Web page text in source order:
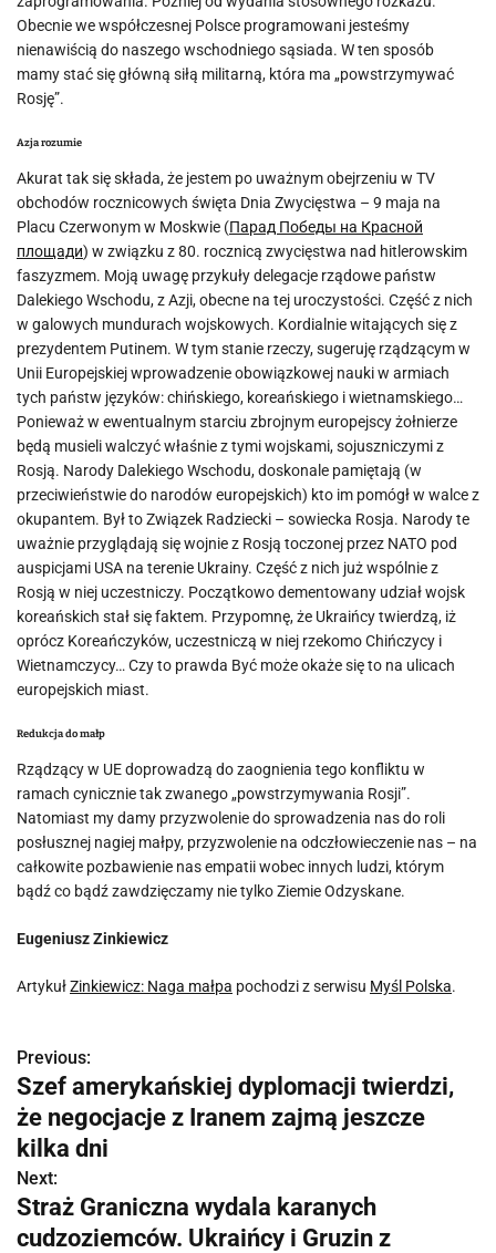
Obecnie we współczesnej Polsce programowani jesteśmy
nienawiścią do naszego wschodniego sąsiada. W ten sposób
mamy stać się główną siłą militarną, która ma „powstrzymywać
Rosję”.
Azja rozumie
Akurat tak się składa, że jestem po uważnym obejrzeniu w TV
obchodów rocznicowych święta Dnia Zwycięstwa – 9 maja na
Placu Czerwonym w Moskwie (Парад Победы на Красной
площади) w związku z 80. rocznicą zwycięstwa nad hitlerowskim
faszyzmem. Moją uwagę przykuły delegacje rządowe państw
Dalekiego Wschodu, z Azji, obecne na tej uroczystości. Część z nich
w galowych mundurach wojskowych. Kordialnie witających się z
prezydentem Putinem. W tym stanie rzeczy, sugeruję rządzącym w
Unii Europejskiej wprowadzenie obowiązkowej nauki w armiach
tych państw języków: chińskiego, koreańskiego i wietnamskiego…
Ponieważ w ewentualnym starciu zbrojnym europejscy żołnierze
będą musieli walczyć właśnie z tymi wojskami, sojuszniczymi z
Rosją. Narody Dalekiego Wschodu, doskonale pamiętają (w
przeciwieństwie do narodów europejskich) kto im pomógł w walce z
okupantem. Był to Związek Radziecki – sowiecka Rosja. Narody te
uważnie przyglądają się wojnie z Rosją toczonej przez NATO pod
auspicjami USA na terenie Ukrainy. Część z nich już wspólnie z
Rosją w niej uczestniczy. Początkowo dementowany udział wojsk
koreańskich stał się faktem. Przypomnę, że Ukraińcy twierdzą, iż
oprócz Koreańczyków, uczestniczą w niej rzekomo Chińczycy i
Wietnamczycy… Czy to prawda Być może okaże się to na ulicach
europejskich miast.
Redukcja do małp
Rządzący w UE doprowadzą do zaognienia tego konfliktu w
ramach cynicznie tak zwanego „powstrzymywania Rosji”.
Natomiast my damy przyzwolenie do sprowadzenia nas do roli
posłusznej nagiej małpy, przyzwolenie na odczłowieczenie nas – na
całkowite pozbawienie nas empatii wobec innych ludzi, którym
bądź co bądź zawdzięczamy nie tylko Ziemie Odzyskane.
Eugeniusz Zinkiewicz
ArtykułZinkiewicz: Naga małpa pochodzi z serwisu Myśl Polska.
N
a
w
i
g
Previous:
Szef amerykańskiej dyplomacji twierdzi,
że negocjacje z Iranem zajmą jeszcze
kilka dni
Next:
Straż Graniczna wydala karanych
cudzoziemców. Ukraińcy i Gruzin z